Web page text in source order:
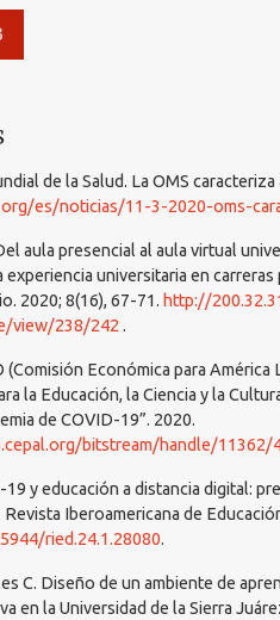
de la Salud. La OMS
es/noticias/11-3-2020-oms-
aula presencial al aula virtual
experiencia universitaria en
2020; 8(16), 67-71. http://
view/238/242 .
(Comisión Económica para
la Educación, la Ciencia y la
de COVID-19”. 2020.
bitstream/handle/11362/
19 y educación a distancia digital:
Iberoamericana de
ried.24.1.28080.
C. Diseño de un ambiente de
en la Universidad de la Sierra